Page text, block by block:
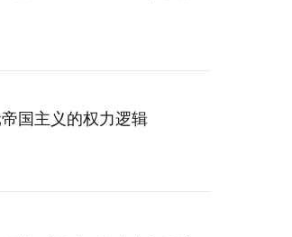
国主义的权力逻辑